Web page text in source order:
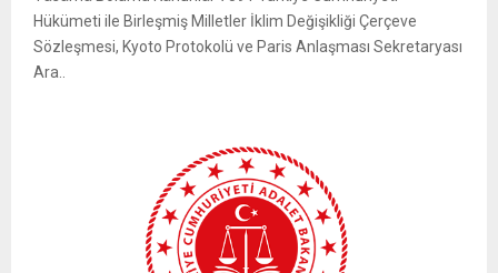
Hükümeti ile Birleşmiş Milletler İklim Değişikliği Çerçeve
Sözleşmesi, Kyoto Protokolü ve Paris Anlaşması Sekretaryası
Ara..